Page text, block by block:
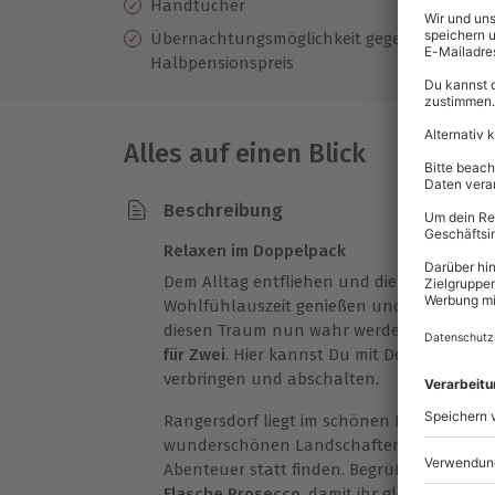
Handtücher
Übernachtungsmöglichkeit gegeben, 20 €
Halbpensionspreis
Alles auf einen Blick
Beschreibung
Relaxen im Doppelpack
Dem Alltag entfliehen und die Sorgen
Wohlfühlauszeit genießen und das
diesen Traum nun wahr werden und
für Zwei. Hier kannst Du mit Deinem
verbringen und abschalten.
Rangersdorf liegt im schönen Kärnten
wunderschönen Landschaften. Und
Abenteuer statt finden. Begrüßt werden